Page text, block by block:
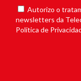
Autorizo o
newsletters da
Política de